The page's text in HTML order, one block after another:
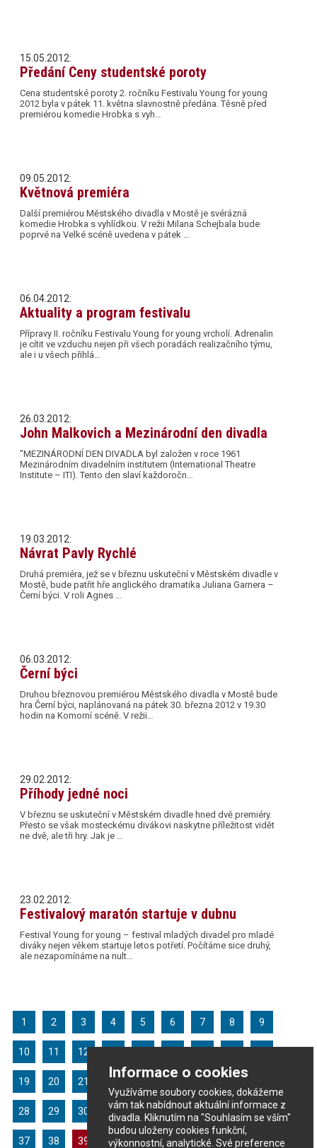
Informace o cookies
Využíváme soubory cookies, dokážeme
vám tak nabídnout aktuální informace z
divadla. Kliknutím na "Souhlasím se vším"
budou uloženy cookies funkční,
výkonnostní, analytické. Své preference
15.05.2012:
Předání Ceny studentské poroty
Cena studentské poroty 2. ročníku Festivalu Young for young
2012 byla v pátek 11. května slavnostně předána. Těsně před
premiérou komedie Hrobka s vyh…
09.05.2012:
Květnová premiéra
Další premiérou Městského divadla v Mostě je svérázná
komedie Hrobka s vyhlídkou. V režii Milana Schejbala bude
poprvé na Velké scéně uvedena v pátek …
06.04.2012:
Aktuality a program festivalu
Přípravy II. ročníku Festivalu Young for young vrcholí. Adrenalin
je cítit ve vzduchu nejen při všech poradách realizačního týmu,
ale i u všech přihlá…
26.03.2012:
John Malkovich a Mezinárodní den divadla
"MEZINÁRODNÍ DEN DIVADLA byl založen v roce 1961
Mezinárodním divadelním institutem (International Theatre
Institute – ITI). Tento den slaví každoročn…
19.03.2012:
Návrat Pavly Rychlé
Druhá premiéra, jež se v březnu uskuteční v Městském divadle v
Mostě, bude patřit hře anglického dramatika Juliana Garnera –
Černí býci. V roli Agnes …
06.03.2012:
Černí býci
Druhou březnovou premiérou Městského divadla v Mostě bude
hra Černí býci, naplánovaná na pátek 30. března 2012 v 19.30
hodin na Komorní scéně. V režii…
29.02.2012:
Příhody jedné noci
V březnu se uskuteční v Městském divadle hned dvě premiéry.
Přesto se však mosteckému divákovi naskytne příležitost vidět
ne dvě, ale tři hry. Jak je …
23.02.2012:
Festivalový maratón startuje v dubnu
Festival Young for young – festival mladých divadel pro mladé
diváky nejen věkem startuje letos potřetí. Počítáme sice druhý,
ale nezapomínáme na nult…
1 2 3 4 5 6 7 8 9
10 11 12
19 20 21
28 29 30 31 32 33 34 35 36
37 38 39 40 41 42 43 44